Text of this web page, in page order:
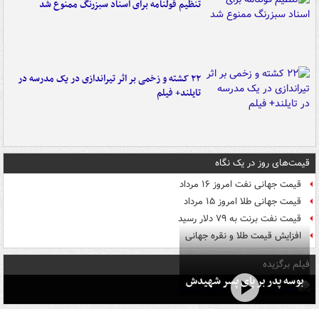
تنظیم قولنامه برای اسناد سبزرنگ ممنوع شد
۲۲ کشته و زخمی بر اثر تیراندازی در یک مدرسه در
تایلند+ فیلم
قیمت‌های روز در یک نگاه
قیمت جهانی نفت امروز ۱۶ مرداد
قیمت جهانی طلا امروز ۱۵ مرداد
قیمت نفت برنت به ۷۹ دلار رسید
افزایش قیمت طلا و نقره جهانی
فیلم برگزیده
بوسه‌ پدر بر پای پسر شهیدش